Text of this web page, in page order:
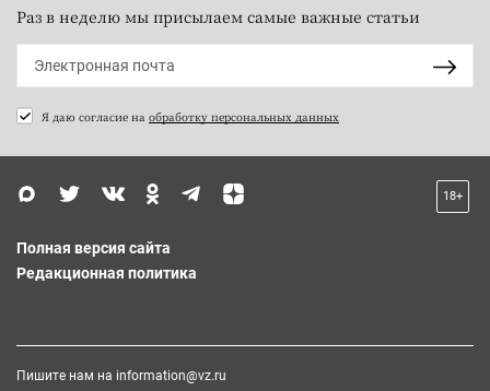
Раз в неделю мы присылаем самые важные статьи
Я даю согласие на обработку персональных данных
18+
Полная версия сайта
Редакционная политика
Пишите нам на information@vz.ru